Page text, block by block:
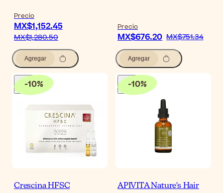
Precio
MX$1,152.45
MX$1,280.50
Agregar
Precio
MX$676.20 MX$751.34
Agregar
-10%
Crescina HFSC
-10%
APIVITA Nature's Hair